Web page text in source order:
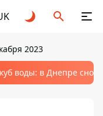
2023
воды: в Днепре